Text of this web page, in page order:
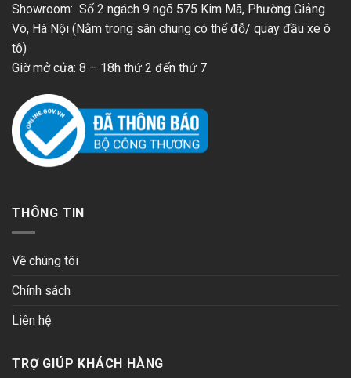
Showroom: Số 2 ngách 9 ngõ 575 Kim Mã, Phường Giảng
Võ, Hà Nội (Nằm trong sân chung có thể đỗ/ quay đầu xe ô
tô)
Giờ mở cửa: 8 – 18h thứ 2 đến thứ 7
THÔNG TIN
Về chúng tôi
Chính sách
Liên hệ
TRỢ GIÚP KHÁCH HÀNG